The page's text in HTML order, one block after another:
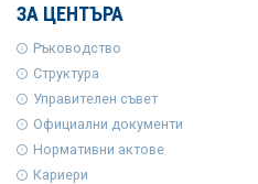
ЗА ЦЕНТЪРА
Ръководство
Структура
Управителен съвет
Официални документи
Нормативни актове
Кариери